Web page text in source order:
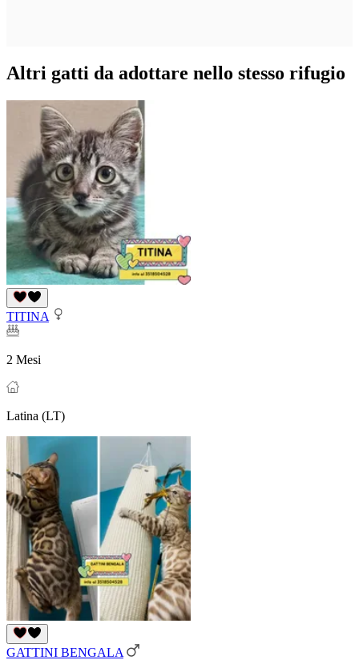
Altri gatti da adottare nello stesso rifugio
TITINA
2 Mesi
Latina (LT)
GATTINI BENGALA